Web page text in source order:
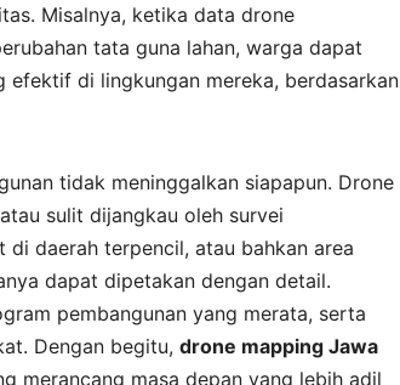
Misalnya, ketika data drone
tata guna lahan, warga dapat
efektif di lingkungan mereka, berdasarkan
tidak meninggalkan siapapun. Drone
sulit dijangkau oleh survei
di daerah terpencil, atau bahkan area
dapat dipetakan dengan detail.
pembangunan yang merata, serta
Dengan begitu, drone mapping Jawa
merancang masa depan yang lebih adil